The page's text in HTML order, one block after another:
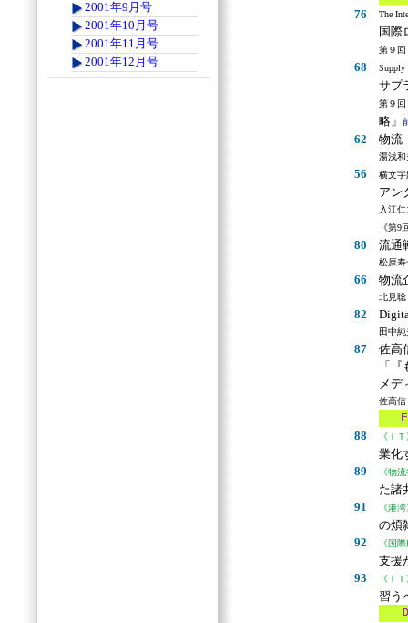
76 The
国際
第９回
68
Supply
サプ
第９回
略」
62 物流
湯浅
56 横文字
アン
入江
《第9
80 流通
松原
66 物流
北見
82
田中
87
佐高
「
メデ
佐高
88 《Ｉ
業化
89
《物
た諸
91
《港
の煩
92
《国
支援
93
《Ｉ
習う
2001年9月号
2001年10月号
2001年11月号
2001年12月号